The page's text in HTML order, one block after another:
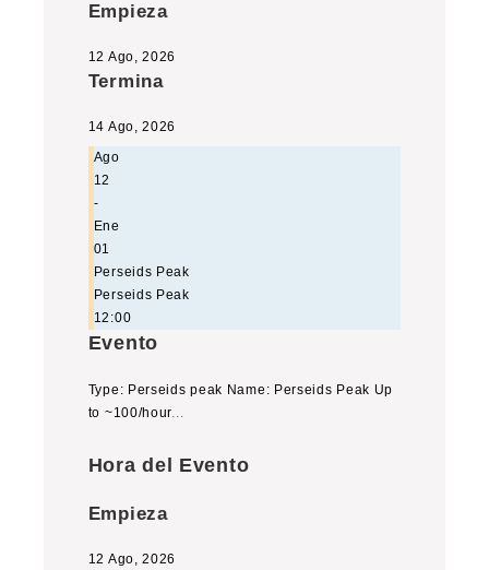
Empieza
12 Ago, 2026
Termina
14 Ago, 2026
Ago
12
-
Ene
01
Perseids Peak
Perseids Peak
12:00
Evento
Type: Perseids peak Name: Perseids Peak Up
to ~100/hour...
Hora del Evento
Empieza
12 Ago, 2026